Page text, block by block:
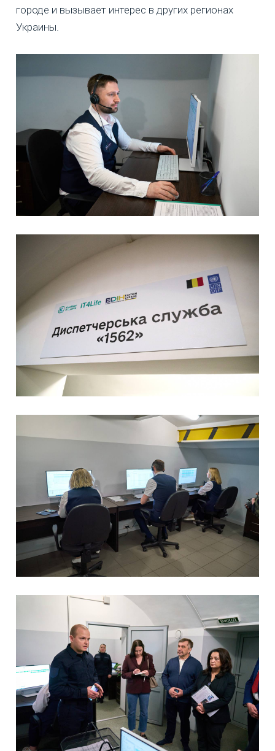
городе и вызывает интерес в других регионах
Украины.